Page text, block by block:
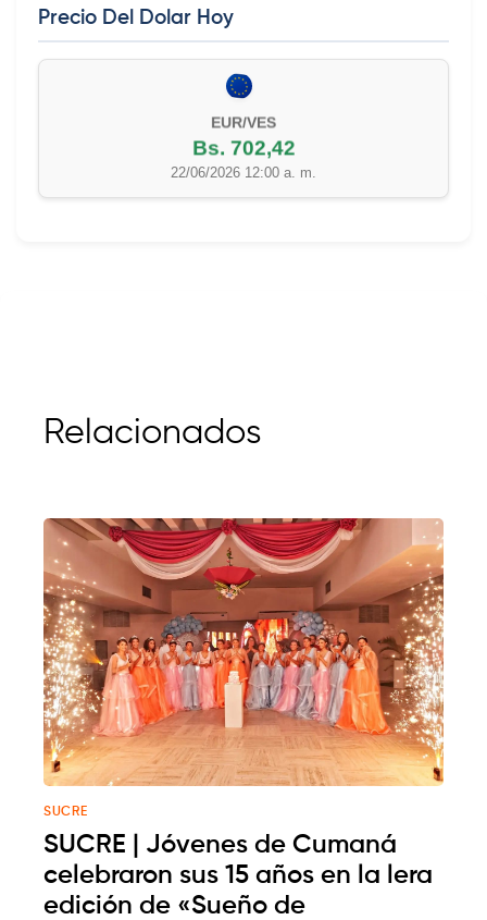
Precio Del Dolar Hoy
EUR/VES
Bs. 702,42
22/06/2026 12:00 a. m.
Relacionados
SUCRE
SUCRE | Jóvenes de Cumaná
celebraron sus 15 años en la lera
edición de «Sueño de